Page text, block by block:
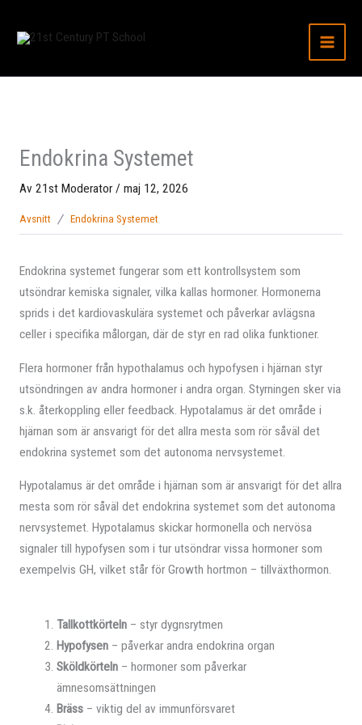
Endokrina Systemet
Av 21st Moderator/ maj 12, 2026
Avsnitt Endokrina Systemet
Endokrina systemet fungerar som ett kontrollsystem som
utsöndrar kemiska signaler, vilka kallas hormoner. Hormonerna
sprids i det kardiovaskulära systemet och påverkar avlägsna
celler i specifika målorgan, där de styr en rad olika funktioner.
Flera hormoner från hypothalamus och hypofysen i hjärnan styr
utsöndringen av andra hormoner i andra organ. Styrningen sker via
s.k. återkoppling eller feedback. Hypotalamus är det område i
hjärnan som är ansvarigt för det allra mesta som rör såväl det
endokrina systemet som det autonoma nervsystemet.
Hypotalamus är det område i hjärnan som är ansvarigt för det allra
mesta som rör såväl det endokrina systemet som det autonoma
nervsystemet. Hypotalamus skickar hormonella och nervösa
signaler till hypofysen som i tur utsöndrar vissa hormoner som
exempelvis GH, vilket står för Growth hortmon – tillväxthormon.
Tallkottkörteln – styr dygnsrytmen
Hypofysen – påverkar andra endokrina organ
Sköldkörteln – hormoner som påverkar
ämnesomsättningen
Bräss – viktig del av immunförsvaret